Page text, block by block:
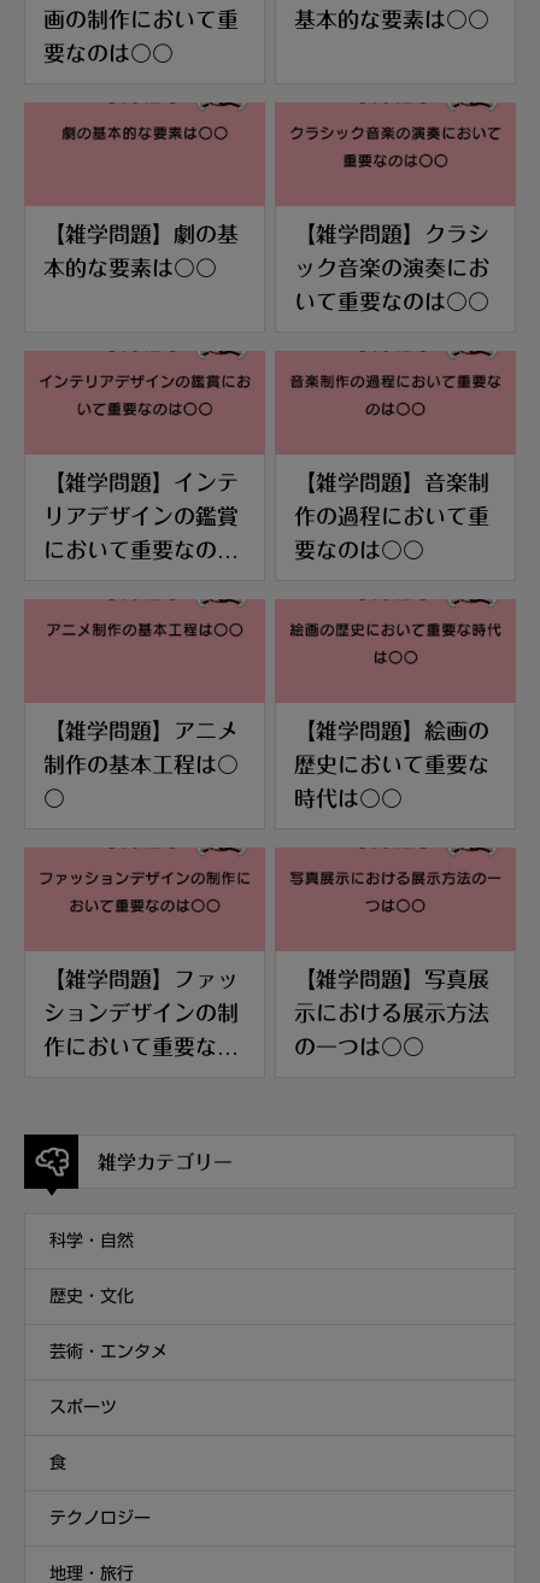
画の制作において重
要なのは〇〇
基本的な要素は〇〇
【雑学問題】劇の基
本的な要素は〇〇
【雑学問題】クラシ
ック音楽の演奏にお
いて重要なのは〇〇
【雑学問題】インテ
リアデザインの鑑賞
において重要なのは
【雑学問題】音楽制
作の過程において重
要なのは〇〇
【雑学問題】アニメ
制作の基本工程は〇
〇
【雑学問題】絵画の
歴史において重要な
時代は〇〇
【雑学問題】ファッ
ションデザインの制
作において重要なの
【雑学問題】写真展
示における展示方法
の一つは〇〇
雑学カテゴリー
科学・自然
歴史・文化
芸術・エンタメ
スポーツ
食
テクノロジー
地理・旅行